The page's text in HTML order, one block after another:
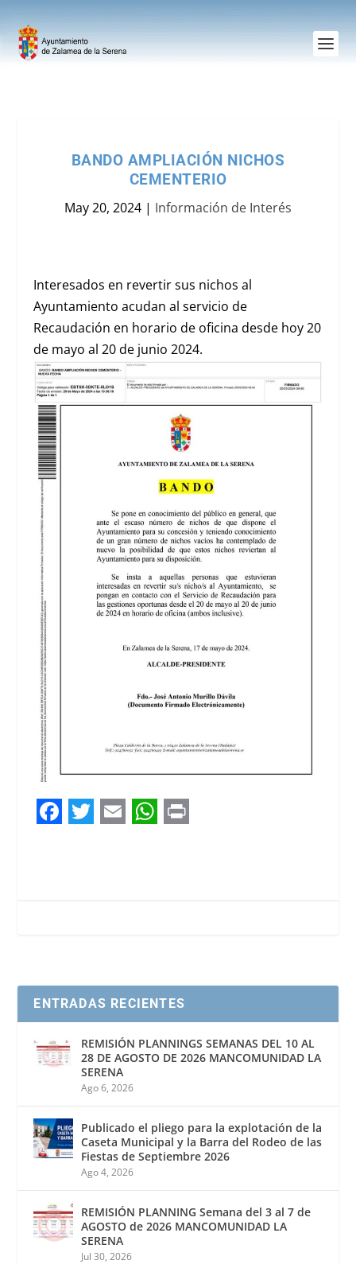
BANDO AMPLIACIÓN NICHOS
CEMENTERIO
May 20, 2024 | Información de Interés
Interesados en revertir sus nichos al
Ayuntamiento acudan al servicio de
Recaudación en horario de oficina desde hoy 20
de mayo al 20 de junio 2024.
F
e
o
k
T
t
r
E
i
W
t
p
p
P
n
ENTRADAS RECIENTES
REMISIÓN PLANNINGS SEMANAS DEL 10 AL
28 DE AGOSTO DE 2026 MANCOMUNIDAD LA
SERENA
Ago 6, 2026
Publicado el pliego para la explotación de la
Caseta Municipal y la Barra del Rodeo de las
Fiestas de Septiembre 2026
Ago 4, 2026
REMISIÓN PLANNING Semana del 3 al 7 de
AGOSTO de 2026 MANCOMUNIDAD LA
SERENA
Jul 30, 2026